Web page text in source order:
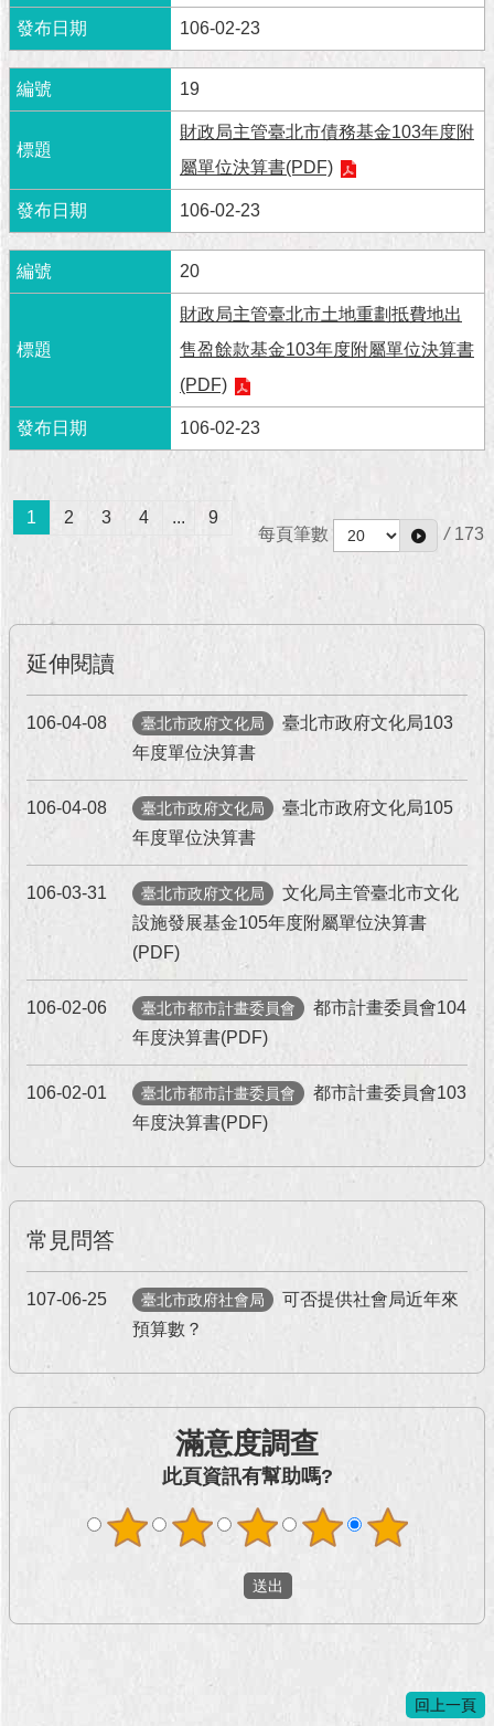
RSS
絡
（陳
統
106-02-23
19
財政局主管臺北市債務基金103年度附
屬單位決算書(PDF)
106-02-23
20
財政局主管臺北市土地重劃抵費地出
售盈餘款基金103年度附屬單位決算書
(PDF)
106-02-23
1 2 3 4 ...
9
每頁筆數
/ 173
延伸閱讀
106-04-08 臺北市政府文化局
臺北市政府文化局103
年度單位決算書
106-04-08 臺北市政府文化局
臺北市政府文化局105
年度單位決算書
106-03-31 臺北市政府文化局
文化局主管臺北市文化
設施發展基金105年度附屬單位決算書
(PDF)
106-02-06 臺北市都市計畫委員會
都市計畫委員會104
年度決算書(PDF)
106-02-01 臺北市都市計畫委員會
都市計畫委員會103
年度決算書(PDF)
常見問答
107-06-25 臺北市政府社會局
可否提供社會局近年來
預算數？
滿意度調查
此頁資訊有幫助嗎?
回上一頁